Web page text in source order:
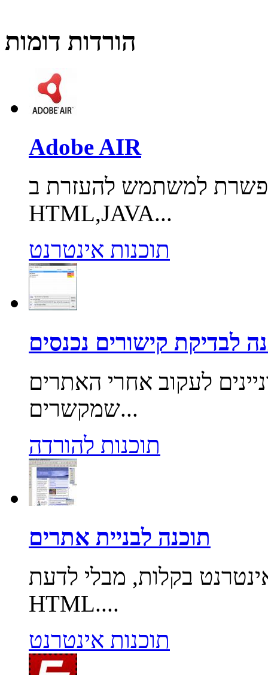
הורדות דומות
Adobe AIR
למשתמש להעזרת ב
HTML,JAVA...
תוכנות אינטרנט
לבדיקת קישורים נכנסים
לעקוב אחרי האתרים
שמקשרים...
תוכנות להורדה
תוכנה לבניית אתרים
בקלות, מבלי לדעת
HTML....
תוכנות אינטרנט